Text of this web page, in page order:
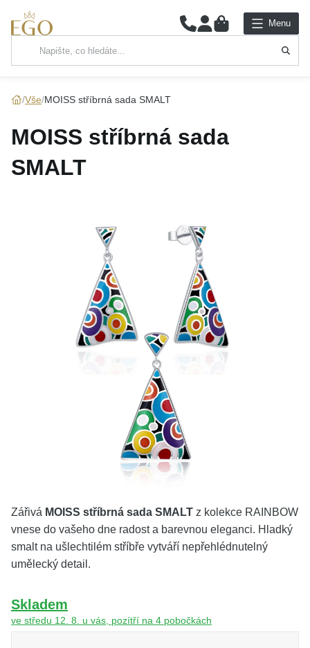
0 Menu
Hlavní kategorie
Vše MOISS stříbrná sada SMALT
MOISS stříbrná sada
SMALT
Zářivá MOISS stříbrná sada SMALT z kolekce RAINBOW
vnese do vašeho dne radost a barevnou eleganci. Hladký
smalt na ušlechtilém stříbře vytváří nepřehlédnutelný
umělecký detail.
Skladem
ve středu 12. 8. u vás, pozítří na 4 pobočkách